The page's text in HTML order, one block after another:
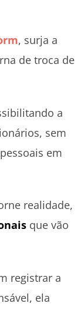
, surja a
de troca de
a
sem
em
realidade,
que vão
registrar a
ela